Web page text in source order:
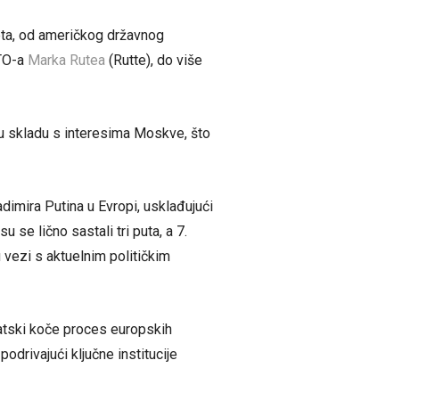
od američkog državnog
a Marka Rutea (Rutte), do više
skladu s interesima Moskve, što
Putina u Evropi, usklađujući
se lično sastali tri puta, a 7.
vezi s aktuelnim političkim
koče proces europskih
ključne institucije